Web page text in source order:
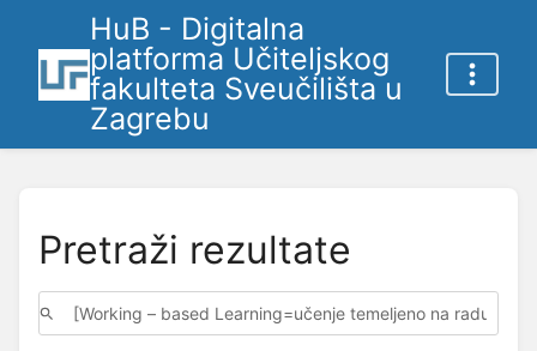
HuB - Digitalna
platforma Učiteljskog
fakulteta Sveučilišta u
Zagrebu
Pretraži rezultate